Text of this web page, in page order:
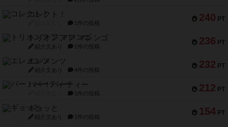
240 PT
コレクト！
1件の投稿
236 PT
トリオンフ ア マレンゴ
紹介文あり 1件の投稿
232 PT
エレメンツ
紹介文あり 4件の投稿
212 PT
バー！パーティー
1件の投稿
154 PT
ギョッと
紹介文あり 1件の投稿